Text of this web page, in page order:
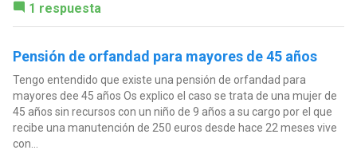
1 respuesta
Pensión de orfandad para mayores de 45 años
Tengo entendido que existe una pensión de orfandad para
mayores dee 45 años Os explico el caso se trata de una mujer de
45 años sin recursos con un niño de 9 años a su cargo por el que
recibe una manutención de 250 euros desde hace 22 meses vive
con...